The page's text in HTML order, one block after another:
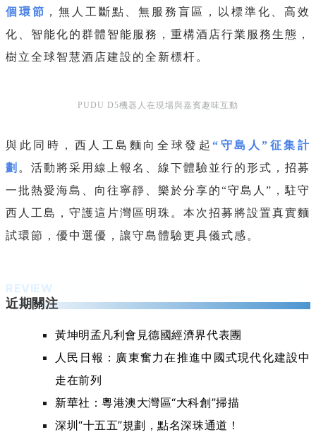
個環節 ，無人工斷點、無服務盲區，以標準化、高效
化、智能化的群體智能服務，重構酒店行業服務生態，
樹立全球智慧酒店建設的全新標杆。
PUDU D5機器人在現場與嘉賓趣味互動
與此同時，西人工島麵向全球發起“守島人”征集計
劃 。活動將采用線上報名、線下體驗並行的形式，招募
一批熱愛海島、向往寧靜、樂於分享的“守島人”，駐守
西人工島，守護這片灣區明珠。本次招募將設置真實麵
試環節，優中選優，讓守島體驗更具儀式感。
REVIEW
近期關注
黃坤明孟凡利會見德國經濟界代表團
人民日報：廣東奮力在推進中國式現代化建設中
走在前列
新華社：粵港澳大灣區“大科創”掃描
深圳“十五五”規劃，點名深珠通道！